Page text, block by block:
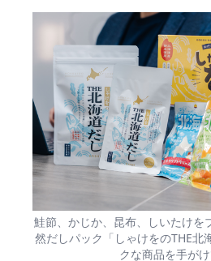
鮭節、かじか、昆布、しいたけを
然だしパック「しゃけをのTHE北
クな商品を手が